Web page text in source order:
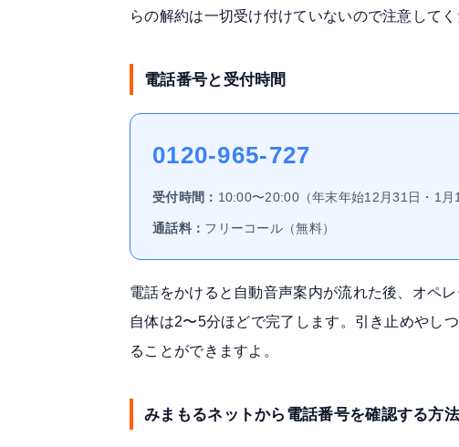
らの解約は一切受け付けていないので注意してく
電話番号と受付時間
0120-965-727
受付時間： 10:00〜20:00（年末年始12月31日・1月
通話料： フリーコール（無料）
電話をかけると自動音声案内が流れた後、オペ
自体は2〜5分ほどで完了します。引き止めやし
ることができますよ。
みまもるネットから電話番号を確認する方